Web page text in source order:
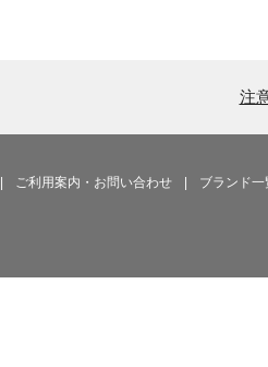
注
ご利用案内・お問い合わせ ブランド一